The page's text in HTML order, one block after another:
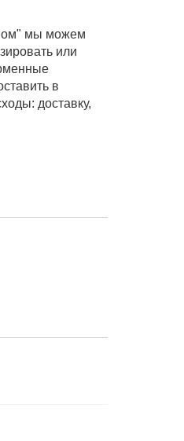
мы можем
или
в
доставку,